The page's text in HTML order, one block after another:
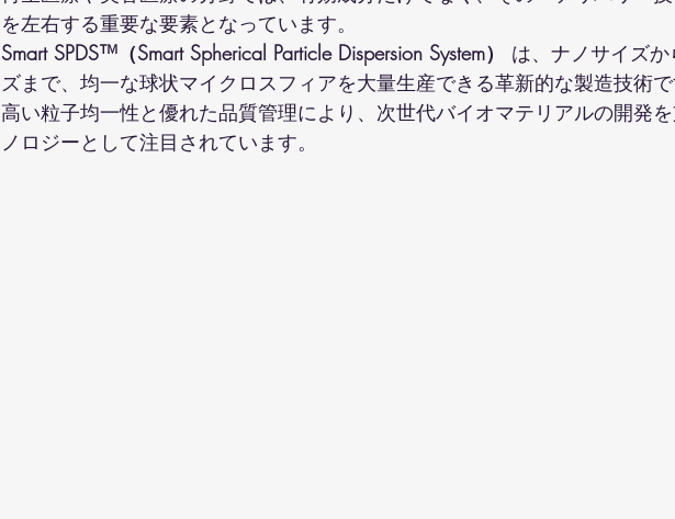
を左右する重要な要素となっています。
Smart SPDS™（Smart Spherical Particle Dispersion System）
は、ナノサイズ
ズまで、均一な球状マイクロスフィアを大量生産できる革新的な製造技術で
高い粒子均一性と優れた品質管理により、次世代バイオマテリアルの開発
ノロジーとして注目されています。